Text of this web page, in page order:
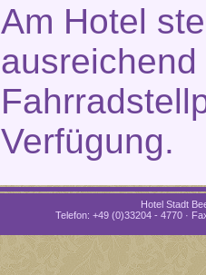
Am Hotel
Verfügung.
Hotel Stadt
Telefon: +49 (0)33204 - 4770 ·